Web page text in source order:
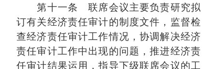
第十一条 联席会议主要负责研究拟
订有关经济责任审计的制度文件，监督检
查经济责任审计工作情况，协调解决经济
责任审计工作中出现的问题，推进经济责
任审计结果运用，指导下级联席会议的工